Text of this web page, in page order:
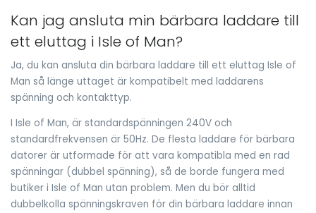
Kan jag ansluta min bärbara laddare till
ett eluttag i Isle of Man?
Ja, du kan ansluta din bärbara laddare till ett eluttag Isle of
Man så länge uttaget är kompatibelt med laddarens
spänning och kontakttyp.
I Isle of Man, är standardspänningen 240V och
standardfrekvensen är 50Hz. De flesta laddare för bärbara
datorer är utformade för att vara kompatibla med en rad
spänningar (dubbel spänning), så de borde fungera med
butiker i Isle of Man utan problem. Men du bör alltid
dubbelkolla spänningskraven för din bärbara laddare innan